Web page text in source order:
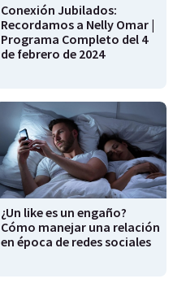
Conexión Jubilados:
Recordamos a Nelly Omar |
Programa Completo del 4
de febrero de 2024
¿Un like es un engaño?
Cómo manejar una relación
en época de redes sociales